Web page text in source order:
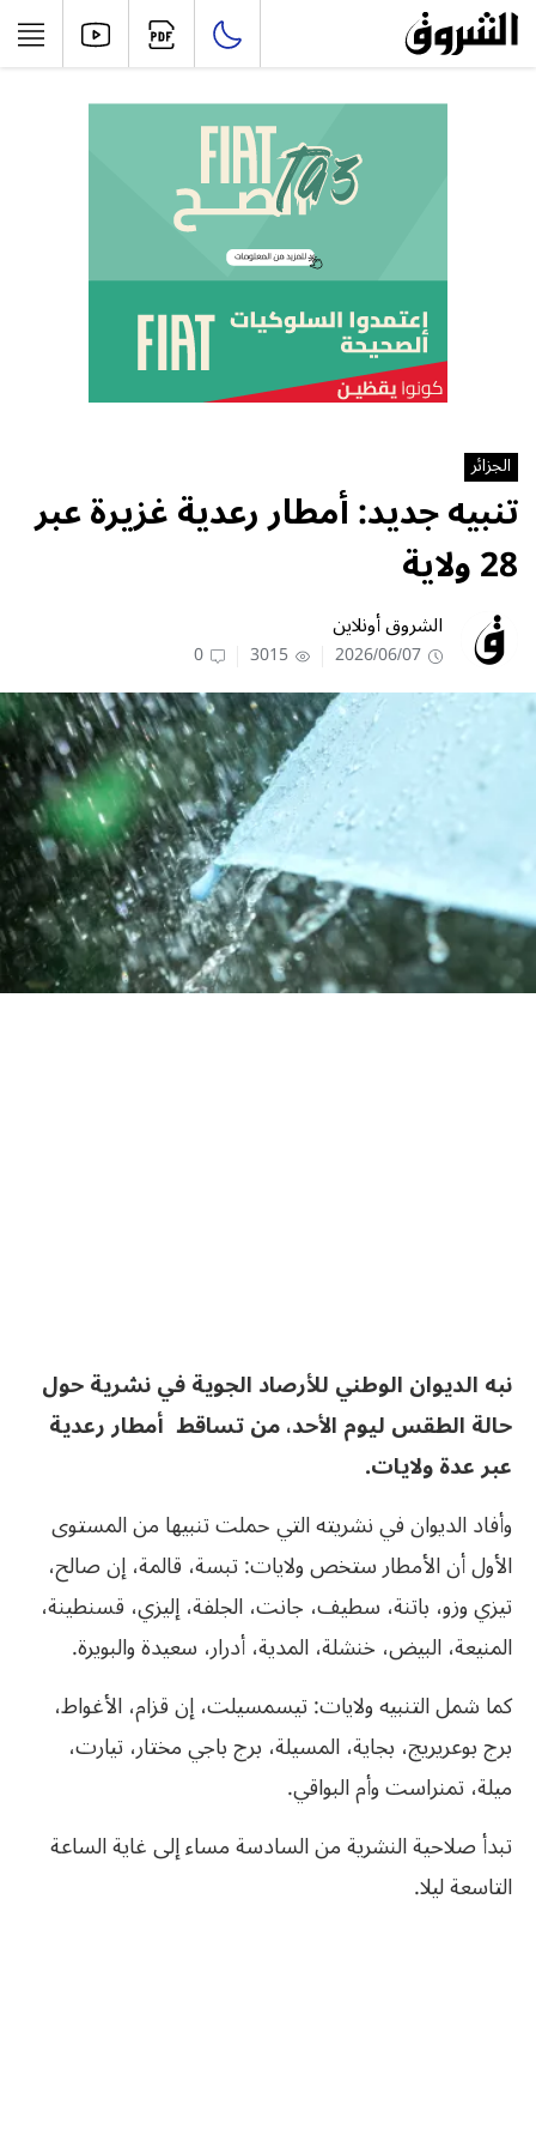
الجزائر
تنبيه جديد: أمطار رعدية غزيرة عبر
28 ولاية
الشروق أونلاين
2026/06/07
3015
0
نبه الديوان الوطني للأرصاد الجوية في نشرية حول
حالة الطقس ليوم الأحد، من تساقط أمطار رعدية
عبر عدة ولايات.
وأفاد الديوان في نشريته التي حملت تنبيها من المستوى
الأول أن الأمطار ستخص ولايات: تبسة، قالمة، إن صالح،
تيزي وزو، باتنة، سطيف، جانت، الجلفة، إليزي، قسنطينة،
المنيعة، البيض، خنشلة، المدية، أدرار، سعيدة والبويرة.
كما شمل التنبيه ولايات: تيسمسيلت، إن قزام، الأغواط،
برج بوعريريج، بجاية، المسيلة، برج باجي مختار، تيارت،
ميلة، تمنراست وأم البواقي.
تبدأ صلاحية النشرية من السادسة مساء إلى غاية الساعة
التاسعة ليلا.